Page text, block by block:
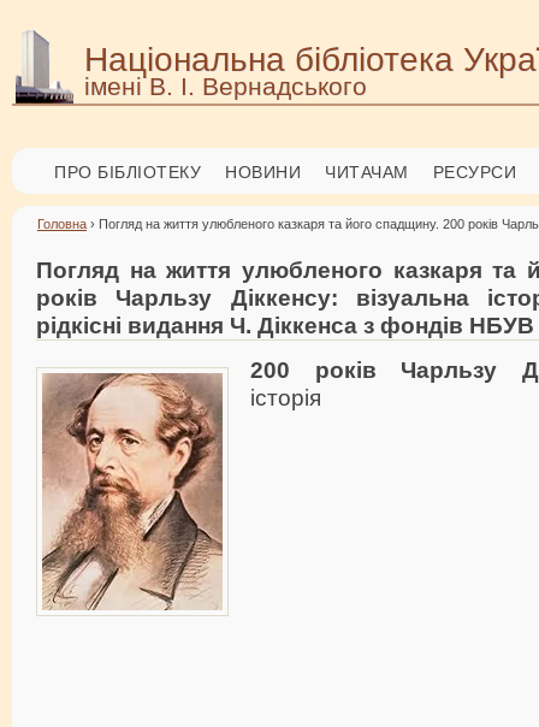
Національна бібліотека
імені В. І. Вернадського
ПРО БІБЛІОТЕКУ НОВИНИ ЧИТАЧАМ РЕСУРСИ
Головна › Погляд на життя улюбленого казкаря та його спадщину. 200 років
Погляд на життя улюбленого казкаря та
років Чарльзу Діккенсу: візуальна
рідкісні видання Ч. Діккенса з фондів НБУВ
200 років Чарльзу
історія